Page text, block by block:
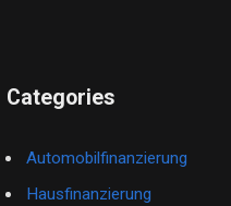
Categories
Automobilfinanzierung
Hausfinanzierung